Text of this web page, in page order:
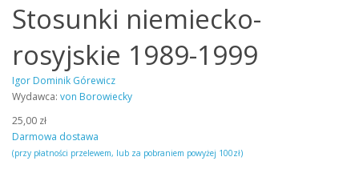
Stosunki niemiecko-
rosyjskie 1989-1999
Igor Dominik Górewicz
Wydawca: von Borowiecky
25,00 zł
Darmowa dostawa
(przy płatności przelewem, lub za pobraniem powyżej 100zł)